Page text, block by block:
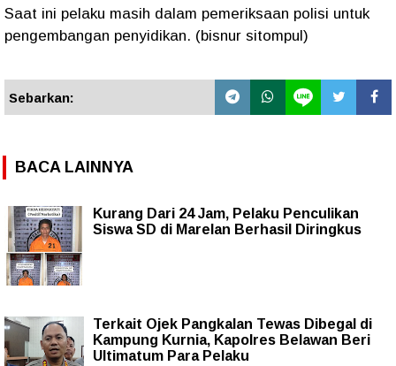
Saat ini pelaku masih dalam pemeriksaan polisi untuk
pengembangan penyidikan. (bisnur sitompul)
Sebarkan:
BACA LAINNYA
Kurang Dari 24 Jam, Pelaku Penculikan
Siswa SD di Marelan Berhasil Diringkus
Terkait Ojek Pangkalan Tewas Dibegal di
Kampung Kurnia, Kapolres Belawan Beri
Ultimatum Para Pelaku